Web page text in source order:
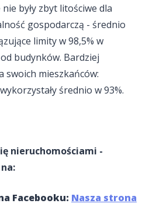
były zbyt litościwe dla
gospodarczą - średnio
limity w 98,5% w
budynków. Bardziej
swoich mieszkańców:
średnio w 93%.
nieruchomościami -
Facebooku: Nasza strona